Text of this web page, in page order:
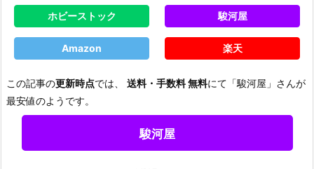
ホビーストック 駿河屋
Amazon 楽天
この記事の更新時点では、 送料・手数料 無料にて「駿河屋」さんが
最安値のようです。
駿河屋